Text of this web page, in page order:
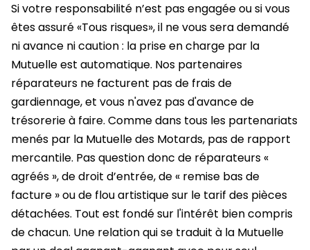
Si votre responsabilité n’est pas engagée ou si vous
êtes assuré «Tous risques», il ne vous sera demandé
ni avance ni caution : la prise en charge par la
Mutuelle est automatique. Nos partenaires
réparateurs ne facturent pas de frais de
gardiennage, et vous n'avez pas d'avance de
trésorerie à faire. Comme dans tous les partenariats
menés par la Mutuelle des Motards, pas de rapport
mercantile. Pas question donc de réparateurs «
agréés », de droit d’entrée, de « remise bas de
facture » ou de flou artistique sur le tarif des pièces
détachées. Tout est fondé sur l'intérêt bien compris
de chacun. Une relation qui se traduit à la Mutuelle